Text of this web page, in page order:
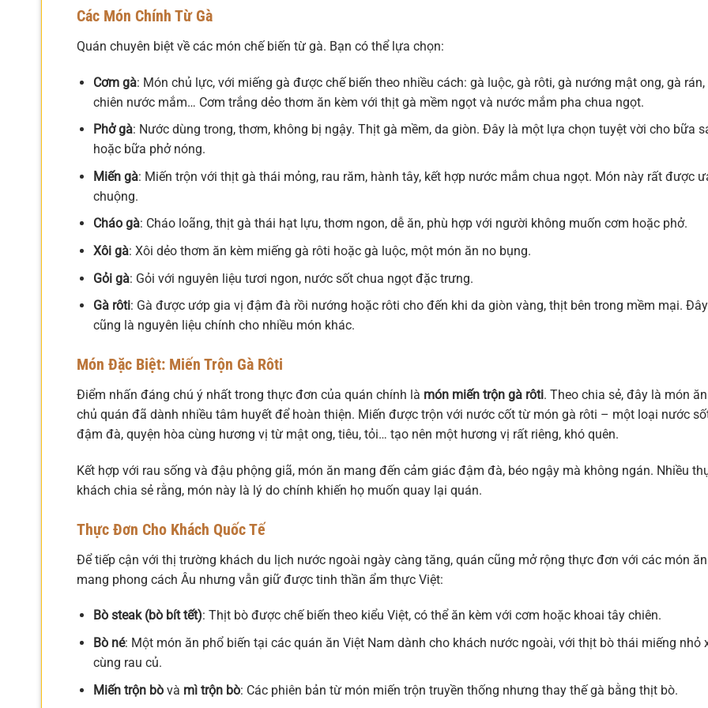
Các Món Chính Từ Gà
Quán chuyên biệt về các món chế biến từ gà. Bạn có thể lựa chọn:
Cơm gà: Món chủ lực, với miếng gà được chế biến theo nhiều cách: gà luộc, gà rôti, gà nướng mật ong, gà rán,
chiên nước mắm… Cơm trắng dẻo thơm ăn kèm với thịt gà mềm ngọt và nước mắm pha chua ngọt.
Phở gà: Nước dùng trong, thơm, không bị ngậy. Thịt gà mềm, da giòn. Đây là một lựa chọn tuyệt vời cho bữa
hoặc bữa phở nóng.
Miến gà: Miến trộn với thịt gà thái mỏng, rau răm, hành tây, kết hợp nước mắm chua ngọt. Món này rất được
chuộng.
Cháo gà: Cháo loãng, thịt gà thái hạt lựu, thơm ngon, dễ ăn, phù hợp với người không muốn cơm hoặc phở.
Xôi gà: Xôi dẻo thơm ăn kèm miếng gà rôti hoặc gà luộc, một món ăn no bụng.
Gỏi gà: Gỏi với nguyên liệu tươi ngon, nước sốt chua ngọt đặc trưng.
Gà rôti: Gà được ướp gia vị đậm đà rồi nướng hoặc rôti cho đến khi da giòn vàng, thịt bên trong mềm mại. Đây
cũng là nguyên liệu chính cho nhiều món khác.
Món Đặc Biệt: Miến Trộn Gà Rôti
Điểm nhấn đáng chú ý nhất trong thực đơn của quán chính là món miến trộn gà rôti. Theo chia sẻ, đây là món
chủ quán đã dành nhiều tâm huyết để hoàn thiện. Miến được trộn với nước cốt từ món gà rôti – một loại nước
đậm đà, quyện hòa cùng hương vị từ mật ong, tiêu, tỏi… tạo nên một hương vị rất riêng, khó quên.
Kết hợp với rau sống và đậu phộng giã, món ăn mang đến cảm giác đậm đà, béo ngậy mà không ngán. Nhiều
khách chia sẻ rằng, món này là lý do chính khiến họ muốn quay lại quán.
Thực Đơn Cho Khách Quốc Tế
Để tiếp cận với thị trường khách du lịch nước ngoài ngày càng tăng, quán cũng mở rộng thực đơn với các món ăn
mang phong cách Âu nhưng vẫn giữ được tinh thần ẩm thực Việt:
Bò steak (bò bít tết): Thịt bò được chế biến theo kiểu Việt, có thể ăn kèm với cơm hoặc khoai tây chiên.
Bò né: Một món ăn phổ biến tại các quán ăn Việt Nam dành cho khách nước ngoài, với thịt bò thái miếng nhỏ
cùng rau củ.
Miến trộn bòvà mì trộn bò: Các phiên bản từ món miến trộn truyền thống nhưng thay thế gà bằng thịt bò.